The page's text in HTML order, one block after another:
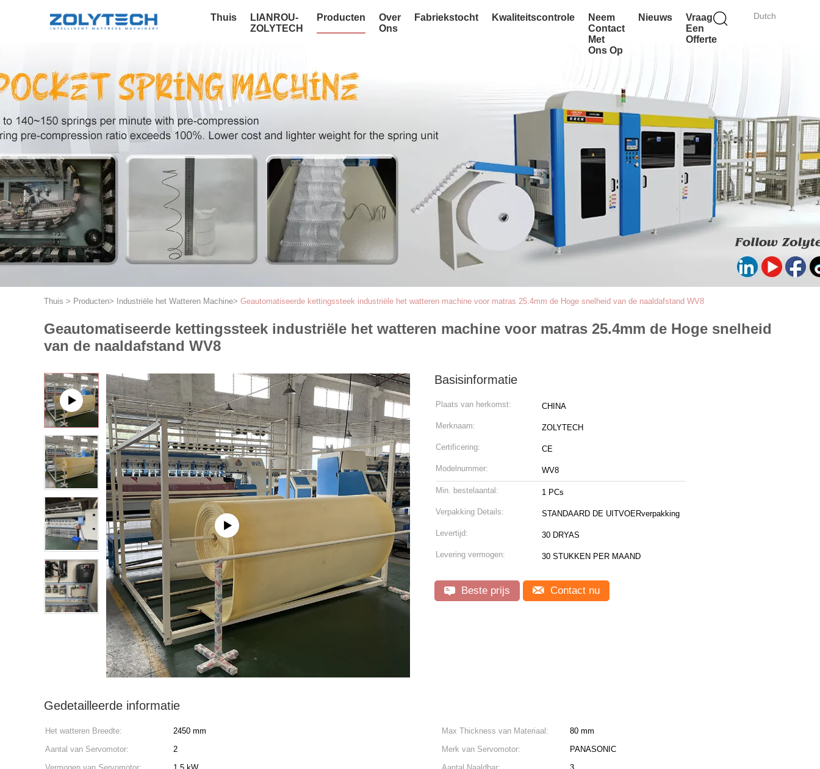
Dutch
Thuis
LIANROU-
ZOLYTECH
Producten
Over
Ons
Fabriekstocht Kwaliteitscontrole
Neem
Contact
Met
Ons Op
Nieuws
Vraag
Een
Offerte
Thuis > Producten> Industriële het Watteren Machine> Geautomatiseerde kettingssteek industriële het watteren machine voor matras 25.4mm de Hoge snelheid van de naaldafstand WV8
Geautomatiseerde kettingssteek industriële het watteren machine voor matras 25.4mm de Hoge snelheid
van de naaldafstand WV8
Basisinformatie
Plaats van herkomst: CHINA
Merknaam: ZOLYTECH
Certificering: CE
Modelnummer: WV8
Min. bestelaantal: 1 PCs
Verpakking Details: STANDAARD DE UITVOERverpakking
Levertijd: 30 DRYAS
Levering vermogen: 30 STUKKEN PER MAAND
Beste prijs Contact nu
Gedetailleerde informatie
Het watteren Breedte: 2450 mm Max Thickness van Materiaal:
80 mm
Aantal van Servomotor:
2 Merk van Servomotor:
PANASONIC